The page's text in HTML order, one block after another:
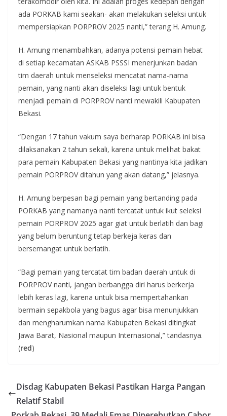
ada PORKAB kami seakan- akan melakukan seleksi untuk
mempersiapkan PORPROV 2025 nanti,” terang H. Amung.
H. Amung menambahkan, adanya potensi pemain hebat
di setiap kecamatan ASKAB PSSSI menerjunkan badan
tim daerah untuk menseleksi mencatat nama-nama
pemain, yang nanti akan diseleksi lagi untuk bentuk
menjadi pemain di PORPROV nanti mewakili Kabupaten
Bekasi.
“Dengan 17 tahun vakum saya berharap PORKAB ini bisa
dilaksanakan 2 tahun sekali, karena untuk melihat bakat
para pemain Kabupaten Bekasi yang nantinya kita jadikan
pemain PORPROV ditahun yang akan datang,” jelasnya.
H. Amung berpesan bagi pemain yang bertanding pada
PORKAB yang namanya nanti tercatat untuk ikut seleksi
pemain PORPROV 2025 agar giat untuk berlatih dan bagi
yang belum beruntung tetap berkeja keras dan
bersemangat untuk berlatih.
“Bagi pemain yang tercatat tim badan daerah untuk di
PORPROV nanti, jangan berbangga diri harus berkerja
lebih keras lagi, karena untuk bisa mempertahankan
bermain sepakbola yang bagus agar bisa menunjukkan
dan mengharumkan nama Kabupaten Bekasi ditingkat
Jawa Barat, Nasional maupun Internasional,” tandasnya.
(red)
Disdag Kabupaten Bekasi Pastikan Harga Pangan
Relatif Stabil